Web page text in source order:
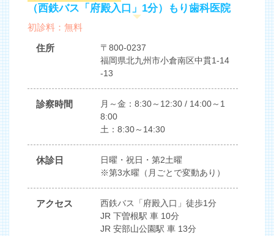
（西鉄バス「府殿入口」1分）もり歯科医院
初診料：無料
住所
〒800-0237
福岡県北九州市小倉南区中貫1-14
-13
診察時間
月～金：8:30～12:30 / 14:00～1
8:00
土：8:30～14:30
休診日
日曜・祝日・第2土曜
※第3水曜（月ごとで変動あり）
アクセス
西鉄バス「府殿入口」徒歩1分
JR 下曽根駅 車 10分
JR 安部山公園駅 車 13分